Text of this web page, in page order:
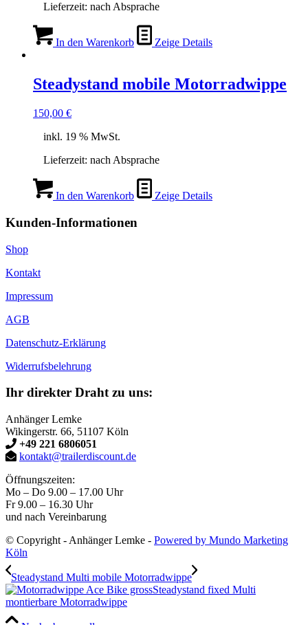
Lieferzeit: nach Absprache
In den Warenkorb Zeige Details
Steadystand mobile Motorradwippe
150,00 €
inkl. 19 % MwSt.
Lieferzeit: nach Absprache
In den Warenkorb Zeige Details
Kunden-Informationen
Shop
Kontakt
Impressum
AGB
Datenschutz-Erklärung
Widerrufsbelehrung
Ihr direkter Draht zu uns:
Anhänger Lemke
Wikingerstr. 66, 51107 Köln
+49 221 6806051
kontakt@trailerdiscount.de
Öffnungszeiten:
Mo – Do 9.00 – 17.00 Uhr
Fr 9.00 – 16.30 Uhr
und nach Vereinbarung
© Copyright - Anhänger Lemke - Powered by Mundo Marketing
Köln
Steadystand Multi mobile Motorradwippe
Steadystand fixed Multi
montierbare Motorradwippe